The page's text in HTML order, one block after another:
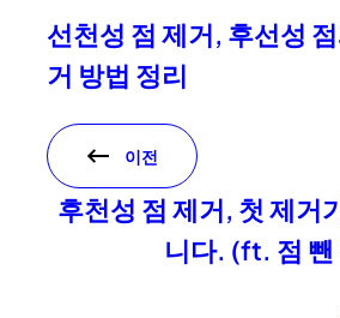
선천성 점 제거, 후선성
거 방법 정리
이전
후천성 점 제거, 첫 제거
니다. (ft. 점 뺀